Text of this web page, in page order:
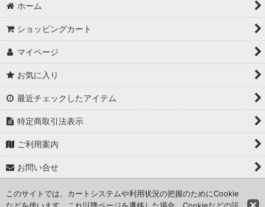
ホーム
ショッピングカート
マイページ
お気に入り
最近チェックしたアイテム
特定商取引法表示
ご利用案内
お問い合せ
Copyright (C) 2024 kameisyouten. All Rights Reserved.
このサイトでは、カートシステムや利用状況の把握のためにCookie